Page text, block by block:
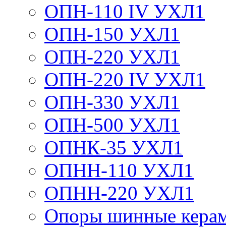
ОПН-110 IV УХЛ1
ОПН-150 УХЛ1
ОПН-220 УХЛ1
ОПН-220 IV УХЛ1
ОПН-330 УХЛ1
ОПН-500 УХЛ1
ОПНК-35 УХЛ1
ОПНН-110 УХЛ1
ОПНН-220 УХЛ1
Опоры шинные